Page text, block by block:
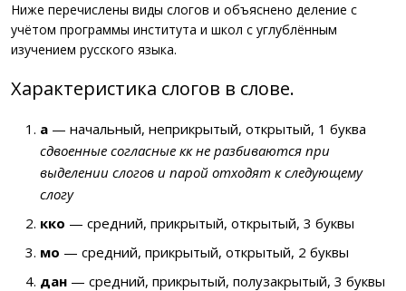
Ниже перечислены виды слогов и объяснено деление с
учётом программы института и школ с углублённым
изучением русского языка.
Характеристика слогов в слове.
а — начальный, неприкрытый, открытый, 1 буква
сдвоенные согласные кк не разбиваются при
выделении слогов и парой отходят к следующему
слогу
кко — средний, прикрытый, открытый, 3 буквы
мо — средний, прикрытый, открытый, 2 буквы
дан — средний, прикрытый, полузакрытый, 3 буквы